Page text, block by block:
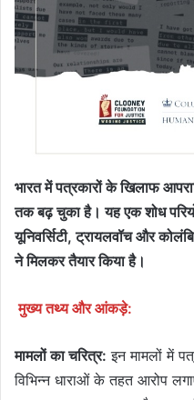
भारत में पत्रकारों के खिलाफ
तक बढ़ चुका है। यह एक शोध
यूनिवर्सिटी, ट्रायलवॉच और
ने मिलकर तैयार किया है।
मुख्य तथ्य और आंकड़े:
मामलों का चरित्र: इन मामलों में
विभिन्न धाराओं के तहत आरोप